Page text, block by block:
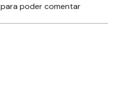
para poder comentar